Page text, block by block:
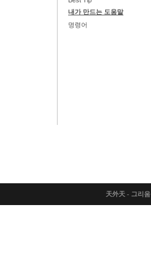
내가 만드는 도움말
명령어
天外天 - 그리움